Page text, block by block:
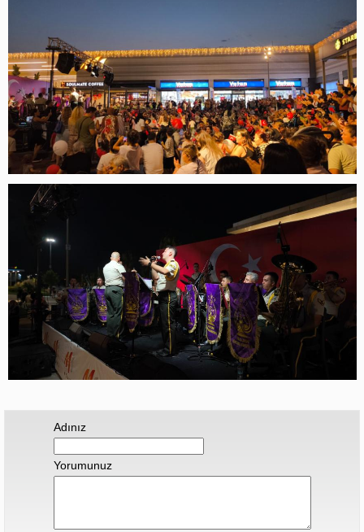
Adınız
Yorumunuz